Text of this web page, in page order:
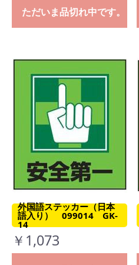
ただいま品切れ中です。
外国語ステッカー（日本
語入り） 099014 GK-
14
￥1,073